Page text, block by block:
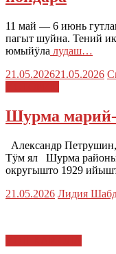
11 май — 6 июнь
пагыт шуйна. Тений
юмыйӱла лудаш…
21.05.202621.05.2026
Шурма
Александр
Тӱм ял Шурма
округышто 1929
21.05.2026 Лидия